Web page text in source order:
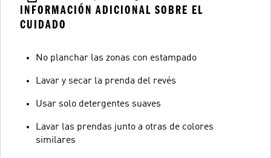
INFORMACIÓN ADICIONAL SOBRE EL
CUIDADO
No planchar las zonas con estampado
Lavar y secar la prenda del revés
Usar solo detergentes suaves
Lavar las prendas junto a otras de colores
similares